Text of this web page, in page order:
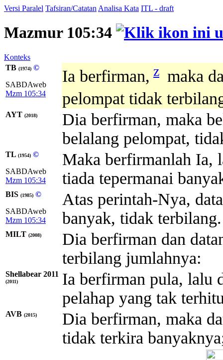
Versi Paralel Tafsiran/Catatan Analisa Kata ITL - draft
Mazmur 105:34
Konteks
TB (1974) ©
SABDAweb
Mzm 105:34
Ia berfirman, z maka
pelompat tidak
AYT (2018)
Dia berfirman, maka
belalang pelompat,
TL (1954) ©
SABDAweb
Mzm 105:34
Maka berfirmanlah Ia,
tiada tepermanai
BIS (1985) ©
SABDAweb
Mzm 105:34
Atas perintah-Nya,
banyak, tidak terbilang.
MILT (2008)
Dia berfirman dan
terbilang jumlahnya:
Shellabear 2011
(2011)
Ia berfirman pula, lalu
pelahap yang tak
AVB (2015)
Dia berfirman, maka
tidak terkira